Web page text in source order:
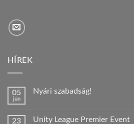
HÍREK
05
jún
Nyári szabadság!
Nyári
23 Unity League Premier Event